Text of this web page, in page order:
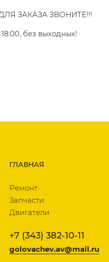
ЗАКАЗА ЗВОНИТЕ!!!
без выходных!
ГЛАВНАЯ
Ремонт
Запчасти
Двигатели
+7 (343) 382-10-11
golovachev.av@mail.ru